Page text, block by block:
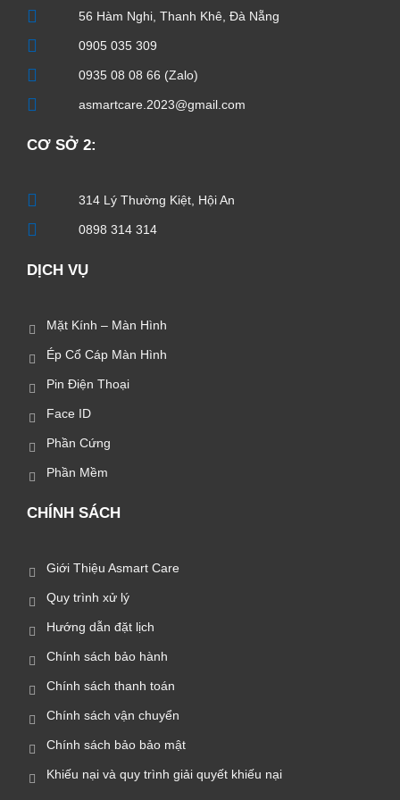
56 Hàm Nghi, Thanh Khê, Đà Nẵng
0905 035 309
0935 08 08 66 (Zalo)
asmartcare.2023@gmail.com
CƠ SỞ 2:
314 Lý Thường Kiệt, Hội An
0898 314 314
DỊCH VỤ
Mặt Kính – Màn Hình
Ép Cổ Cáp Màn Hình
Pin Điện Thoại
Face ID
Phần Cứng
Phần Mềm
CHÍNH SÁCH
Giới Thiệu Asmart Care
Quy trình xử lý
Hướng dẫn đặt lịch
Chính sách bảo hành
Chính sách thanh toán
Chính sách vận chuyển
Chính sách bảo bảo mật
Khiếu nại và quy trình giải quyết khiếu nại